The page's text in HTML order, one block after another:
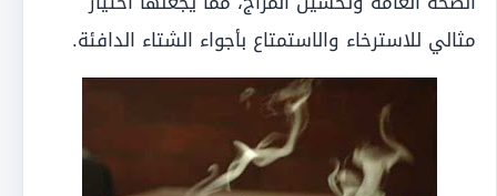
مثالي للاسترخاء والاستمتاع بأجواء الشتاء الدافئة.